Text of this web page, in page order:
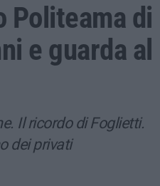
Politeama di
e guarda al
Il ricordo di Foglietti.
dei privati